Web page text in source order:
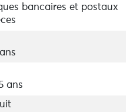
bancaires et postaux
ans